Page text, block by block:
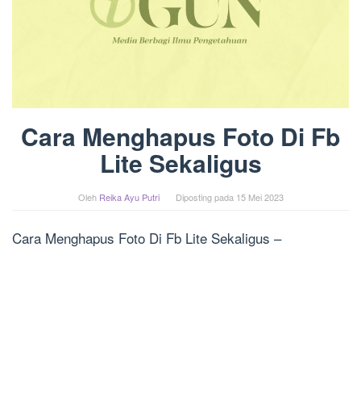
Cara Menghapus Foto Di Fb
Lite Sekaligus
Oleh Reika Ayu Putri Diposting pada 15 Mei 2023
Cara Menghapus Foto Di Fb Lite Sekaligus –